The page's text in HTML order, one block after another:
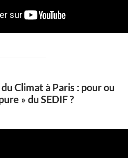
Climat à Paris : pour ou
» du SEDIF ?